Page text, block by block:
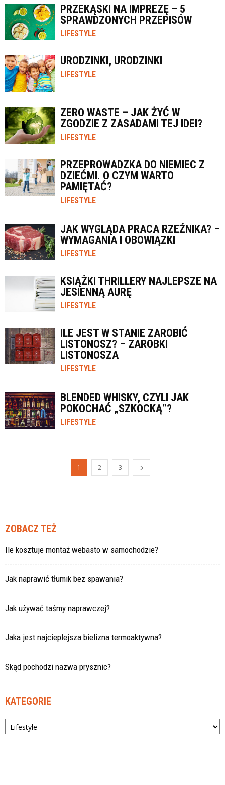
PRZEKĄSKI NA IMPREZĘ – 5
SPRAWDZONYCH PRZEPISÓW
LIFESTYLE
URODZINKI, URODZINKI
LIFESTYLE
ZERO WASTE – JAK ŻYĆ W
ZGODZIE Z ZASADAMI TEJ IDEI?
LIFESTYLE
PRZEPROWADZKA DO NIEMIEC Z
DZIEĆMI. O CZYM WARTO
PAMIĘTAĆ?
LIFESTYLE
JAK WYGLĄDA PRACA RZEŹNIKA? –
WYMAGANIA I OBOWIĄZKI
LIFESTYLE
KSIĄŻKI THRILLERY NAJLEPSZE NA
JESIENNĄ AURĘ
LIFESTYLE
ILE JEST W STANIE ZAROBIĆ
LISTONOSZ? – ZAROBKI
LISTONOSZA
LIFESTYLE
BLENDED WHISKY, CZYLI JAK
POKOCHAĆ „SZKOCKĄ”?
LIFESTYLE
1 2 3
ZOBACZ TEŻ
Ile kosztuje montaż webasto w samochodzie?
Jak naprawić tłumik bez spawania?
Jak używać taśmy naprawczej?
Jaka jest najcieplejsza bielizna termoaktywna?
Skąd pochodzi nazwa prysznic?
KATEGORIE
Kategorie